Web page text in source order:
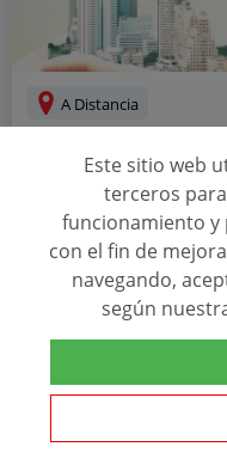
A Distancia
CURSO DE
GESTIÓN
DE CLIMATIZACIÓN
ACREDITACIONES
Relacionado con esta
El Curso Prevención de
Instalaciones de
semipresencial en Bilbao.
Este sitio web
terceros
funcionamiento y
con el fin de
navegando,
según